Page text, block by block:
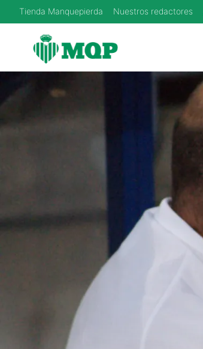
Saltar
al
contenido
Tienda Manquepierda Nuestros redactores